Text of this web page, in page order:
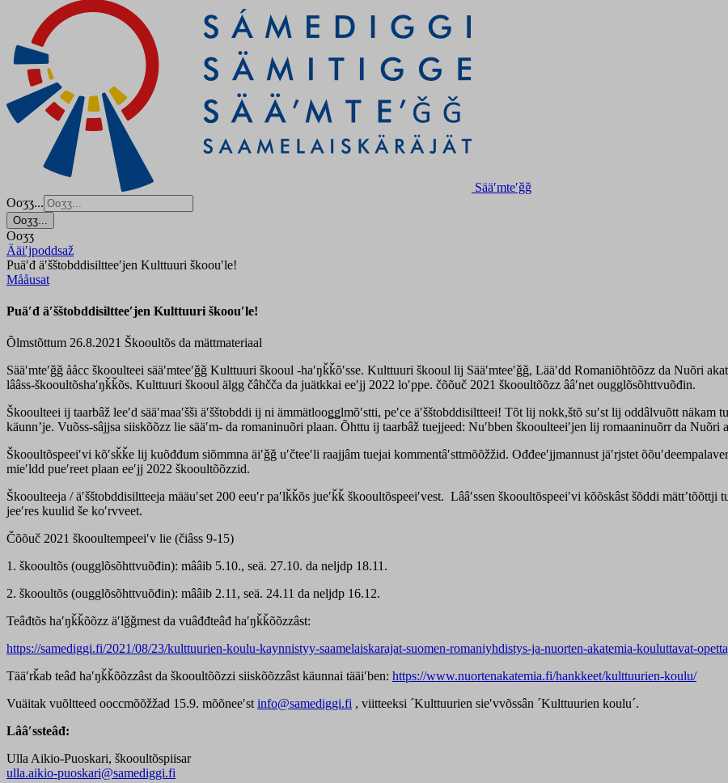
Sääʹmteʹǧǧ
Ooʒʒ...
Ooʒʒ...
Ooʒʒ
Ääiʹjpoddsaž
Puäʹđ äʹšštobddisiltteeʹjen Kulttuuri škoouʹle!
Mååusat
Puäʹđ äʹšštobddisiltteeʹjen Kulttuuri škoouʹle!
Õlmstõttum 26.8.2021 Škooultõs da mättmateriaal
Sääʹmteʹǧǧ ååcc škooulteei sääʹmteeʹǧǧ Kulttuuri škooul -haʹŋǩǩõʹsse. Kulttuuri škooul lij Sääʹmteeʹǧǧ, Lääʹdd Romaniõhtõõzz da Nuõri
lââss-škooultõshaʹŋǩǩõs. Kulttuuri škooul älgg čâhčča da juätkkai eeʹjj 2022 loʹppe. čõõuč 2021 škooultõõzz ââʹnet ougglõsõhttvuõđin.
Škooulteei ij taarbâž leeʹd sääʹmaaʹšši äʹšštobddi ij ni ämmätlooǥǥlmõʹstti, peʹce äʹšštobddisiltteei! Tõt lij nokk,štõ suʹst lij oddâlvuõtt
käunnʼje. Vuõss-sâjjsa siiskõõzz lie sääʹm- da romaninuõri plaan. Õhttu ij taarbâž tuejjeed: Nuʹbben škooulteeiʹjen lij romaaninuõrr da Nuõri
Škooultõspeeiʹvi kõʹsǩǩe lij kuõđđum siõmmna äiʹǧǧ uʹčteeʹli raajjâm tuejai kommentâʹsttmõõžžid. Ođđeeʹjjmannust jäʹrjstet
mieʹldd pueʹreet plaan eeʹjj 2022 škooultõõzzid.
Škooulteeja / äʹšštobddisiltteeja määuʹset 200 eeuʹr paʹlǩǩõs jueʹǩǩ škooultõspeeiʹvest. Lââʹssen škooultõspeeiʹvi kõõskâst šõddi
jeeʹres kuulid še koʹrvveet.
Čõõuč 2021 škooultempeeiʹv lie (čiâss 9-15)
1. škooultõs (ougglõsõhttvuõđin): mââib 5.10., seä. 27.10. da neljdp 18.11.
2. škooultõs (ougglõsõhttvuõđin): mââib 2.11, seä. 24.11 da neljdp 16.12.
Teâđtõs haʹŋǩǩõõzz äʹlǧǧmest da vuâđđteâđ haʹŋǩǩõõzzâst:
https://samediggi.fi/2021/08/23/kulttuurien-koulu-kaynnistyy-saamelaiskarajat-suomen-romaniyhdistys-ja-nuorten-akatemia-kouluttavat-
Tääʹrǩab teâđ haʹŋǩǩõõzzâst da škooultõõzzi siiskõõzzâst käunnai tääiʹben: https://www.nuortenakatemia.fi/hankkeet/kulttuurien-koulu/
Vuäitak vuõltteed ooccmõõžžad 15.9. mõõneeʹst info@samediggi.fi , viitteeksi ´Kulttuurien sieʹvvõssân ´Kulttuurien koulu´.
Lââʹssteâđ:
Ulla Aikio-Puoskari, škooultõspiisar
ulla.aikio-puoskari@samediggi.fi